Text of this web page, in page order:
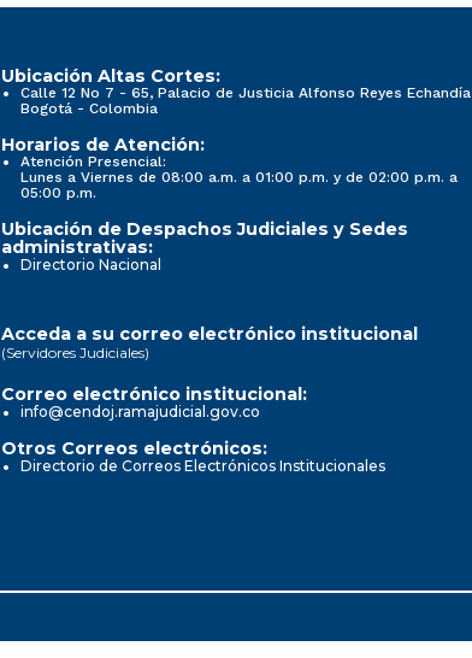
Ubicación Altas Cortes:
Calle 12 No 7 - 65, Palacio de Justicia Alfonso Reyes Echandía
Bogotá - Colombia
Horarios de Atención:
Atención Presencial:
Lunes a Viernes de 08:00 a.m. a 01:00 p.m. y de 02:00 p.m. a
05:00 p.m.
Ubicación de Despachos Judiciales y Sedes
administrativas:
Directorio Nacional
Acceda a su correo electrónico institucional
(Servidores Judiciales)
Correo electrónico institucional:
info@cendoj.ramajudicial.gov.co
Otros Correos electrónicos:
Directorio de Correos Electrónicos Institucionales